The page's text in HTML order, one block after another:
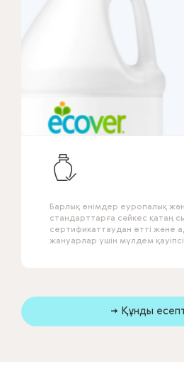
Барлық өнімдер еуропалық
стандарттарға сәйкес қатаң
сертификаттаудан өтті және
жануарлар үшін мүлдем
→ Құнды